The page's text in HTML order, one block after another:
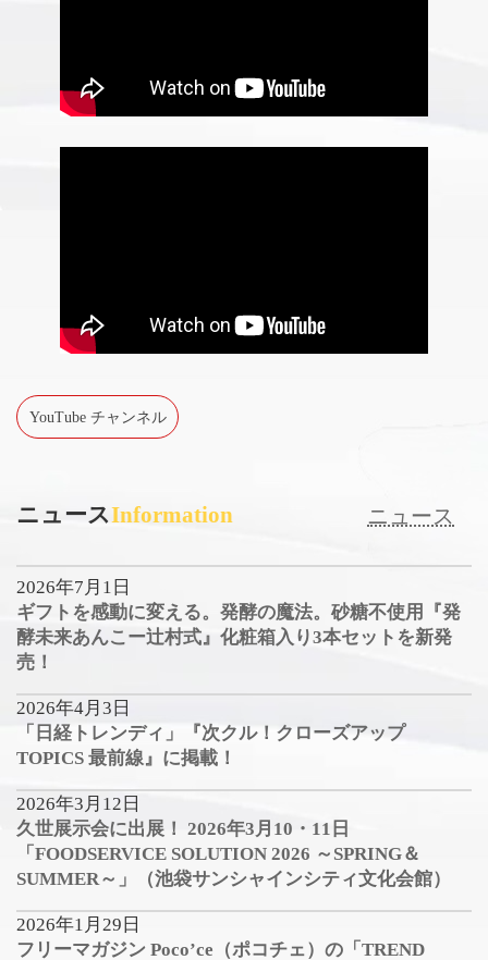
YouTube チャンネル
ニュースInformation ニュース
2026年7月1日
ギフトを感動に変える。発酵の魔法。砂糖不使用『発
酵未来あんこー辻村式』化粧箱入り3本セットを新発
売！
2026年4月3日
「日経トレンディ」『次クル！クローズアップ
TOPICS 最前線』に掲載！
2026年3月12日
久世展示会に出展！ 2026年3月10・11日
「FOODSERVICE SOLUTION 2026 ～SPRING＆
SUMMER～」（池袋サンシャインシティ文化会館）
2026年1月29日
フリーマガジン Poco’ce（ポコチェ）の「TREND